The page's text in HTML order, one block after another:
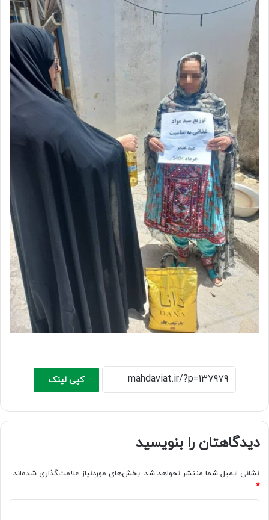
کپی لینک
دیدگاهتان را بنویسید
نشانی ایمیل شما منتشر نخواهد شد. بخش‌های موردنیاز علامت‌گذاری شده‌اند
*